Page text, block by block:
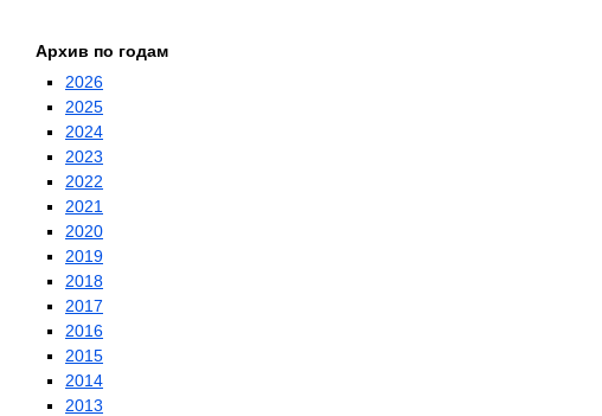
Архив по годам
2026
2025
2024
2023
2022
2021
2020
2019
2018
2017
2016
2015
2014
2013